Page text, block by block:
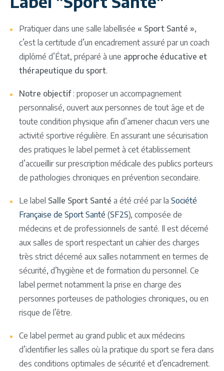
Pratiquer dans une salle labellisée « Sport Santé »,
c’est la certitude d’un encadrement assuré par un coach
diplômé d’État, préparé à une approche éducative et
thérapeutique du sport.
Notre objectif: proposer un accompagnement
personnalisé, ouvert aux personnes de tout âge et de
toute condition physique afin d’amener chacun vers une
activité sportive régulière. En assurant une sécurisation
des pratiques le label permet à cet établissement
d’accueillir sur prescription médicale des publics porteurs
de pathologies chroniques en prévention secondaire.
Le label Salle Sport Santé a été créé par la Société
Française de Sport Santé (SF2S), composée de
médecins et de professionnels de santé. Il est décerné
aux salles de sport respectant un cahier des charges
très strict décerné aux salles notamment en termes de
sécurité, d’hygiène et de formation du personnel. Ce
label permet notamment la prise en charge des
personnes porteuses de pathologies chroniques, ou en
risque de l’être.
Ce label permet au grand public et aux médecins
d’identifier les salles où la pratique du sport se fera dans
des conditions optimales de sécurité et d’encadrement.